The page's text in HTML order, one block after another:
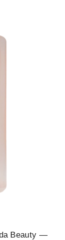
Beauty —